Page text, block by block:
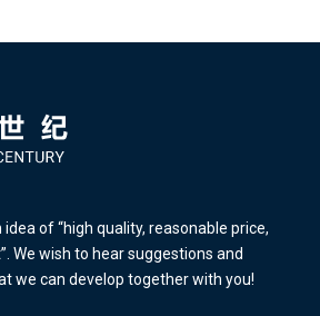
of “high quality, reasonable price,
We wish to hear suggestions and
we can develop together with you!